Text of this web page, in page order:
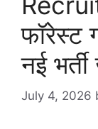
फॉरेस्ट
नई भर्ती
July 4, 2026